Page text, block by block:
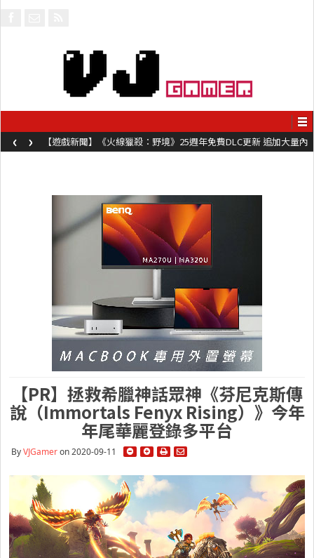
【遊戲新聞】《火線獵殺：野境》25週年免費DLC更新 追加大量內
容同時系舊作限時超平價折扣
‹ ›
【PR】拯救希臘神話眾神《芬尼克斯傳
說（Immortals Fenyx Rising）》今年
年尾華麗登錄多平台
ByVJGameron 2020-09-11